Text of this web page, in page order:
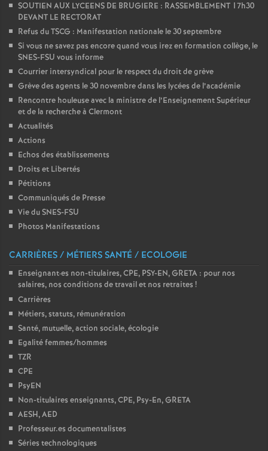
n
d
d
e
r
l
SOUTIEN AUX LYCEENS DE BRUGIERE : RASSEMBLEMENT 17h30
DEVANT LE RECTORAT
Refus du TSCG : Manifestation nationale le 30 septembre
Si vous ne savez pas encore quand vous irez en formation collège, le
SNES-FSU vous informe
Courrier intersyndical pour le respect du droit de grève
Grève des agents le 30 novembre dans les lycées de l’académie
Rencontre houleuse avec la ministre de l’Enseignement Supérieur
et de la recherche à Clermont
Actualités
Actions
Echos des établissements
Droits et Libertés
Pétitions
Communiqués de Presse
Vie du SNES-FSU
Photos Manifestations
CARRIÈRES / MÉTIERS SANTÉ / ECOLOGIE
Enseignant·es non-titulaires, CPE, PSY-EN, GRETA : pour nos
salaires, nos conditions de travail et nos retraites !
Carrières
Métiers, statuts, rémunération
Santé, mutuelle, action sociale, écologie
Egalité femmes/hommes
TZR
CPE
PsyEN
Non-titulaires enseignants, CPE, Psy-En, GRETA
AESH, AED
Professeur.es documentalistes
Séries technologiques